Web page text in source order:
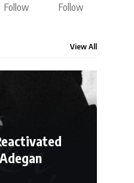
Follow Follow
View All